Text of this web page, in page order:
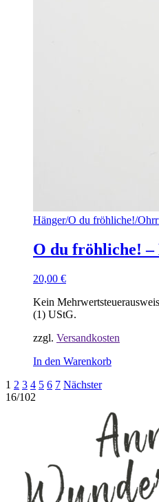
Hänger/O du fröhliche!/
O du fröhliche! –
20,00 €
Kein
(1) UStG.
zzgl. Versandkosten
In den Warenkorb
Beitragsnavigation
1 2 3 4 5 6 7 Nächster
16/102